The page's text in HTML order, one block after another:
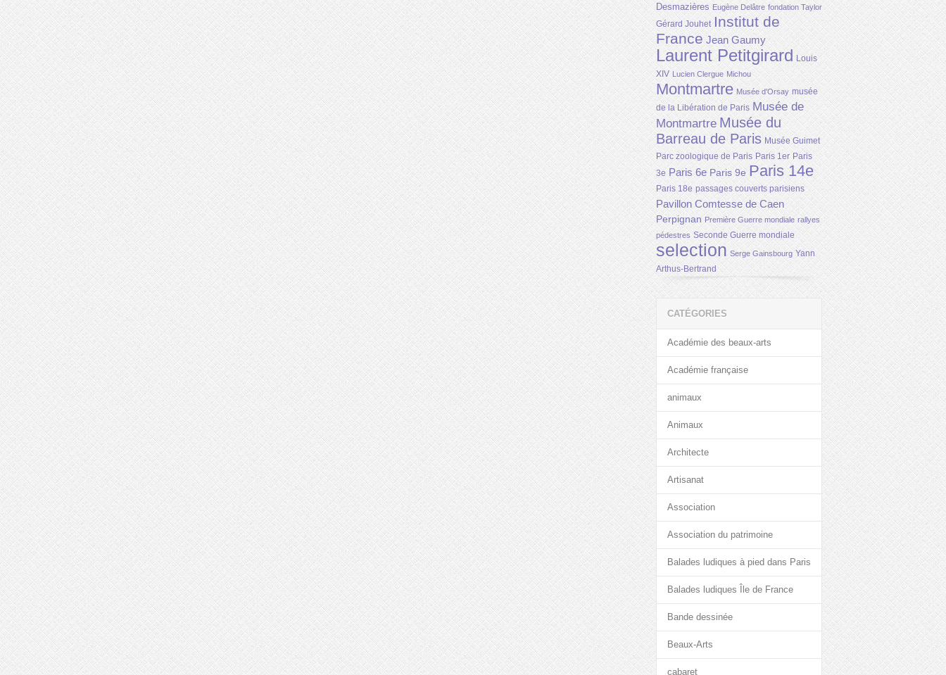
Desmazières Eugène Delâtre fondation Taylor
Gérard Jouhet Institut de
France Jean Gaumy
Laurent Petitgirard Louis
XIV Lucien Clergue Michou
Montmartre Musée d'Orsay musée
de la Libération de Paris Musée de
Montmartre Musée du
Barreau de Paris Musée Guimet
Parc zoologique de Paris Paris 1er Paris
3e Paris 6e Paris 9e Paris 14e
Paris 18e passages couverts parisiens
Pavillon Comtesse de Caen
Perpignan Première Guerre mondiale rallyes
pédestres Seconde Guerre mondiale
selection Serge Gainsbourg Yann
Arthus-Bertrand
CATÉGORIES
Académie des beaux-arts
Académie française
animaux
Animaux
Architecte
Artisanat
Association
Association du patrimoine
Balades ludiques à pied dans Paris
Balades ludiques Île de France
Bande dessinée
Beaux-Arts
cabaret